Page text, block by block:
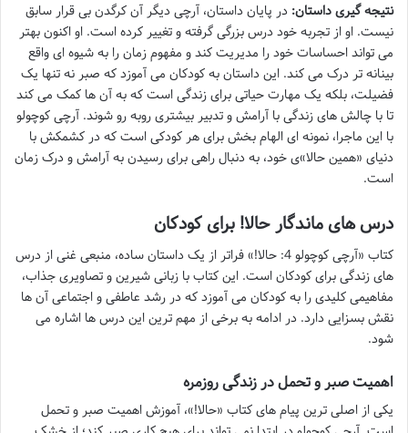
نتیجه گیری داستان: در پایان داستان، آرچی دیگر آن کرگدن بی قرار سابق
نیست. او از تجربه خود درس بزرگی گرفته و تغییر کرده است. او اکنون بهتر
می تواند احساسات خود را مدیریت کند و مفهوم زمان را به شیوه ای واقع
بینانه تر درک می کند. این داستان به کودکان می آموزد که صبر نه تنها یک
فضیلت، بلکه یک مهارت حیاتی برای زندگی است که به آن ها کمک می کند
تا با چالش های زندگی با آرامش و تدبیر بیشتری روبه رو شوند. آرچی کوچولو
با این ماجرا، نمونه ای الهام بخش برای هر کودکی است که در کشمکش با
دنیای «همین حالا»ی خود، به دنبال راهی برای رسیدن به آرامش و درک زمان
است.
درس های ماندگار حالا! برای کودکان
کتاب «آرچی کوچولو 4: حالا!» فراتر از یک داستان ساده، منبعی غنی از درس
های زندگی برای کودکان است. این کتاب با زبانی شیرین و تصاویری جذاب،
مفاهیمی کلیدی را به کودکان می آموزد که در رشد عاطفی و اجتماعی آن ها
نقش بسزایی دارد. در ادامه به برخی از مهم ترین این درس ها اشاره می
شود.
اهمیت صبر و تحمل در زندگی روزمره
یکی از اصلی ترین پیام های کتاب «حالا!»، آموزش اهمیت صبر و تحمل